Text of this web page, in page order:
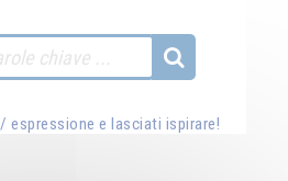
espressione e lasciati ispirare!